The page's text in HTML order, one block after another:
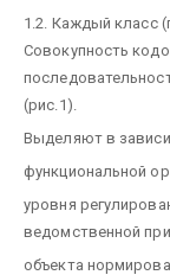
1.2. Каждый класс
Совокупность
(рис.1).
Выделяют в
функциональной
уровня
ведомственной
объекта